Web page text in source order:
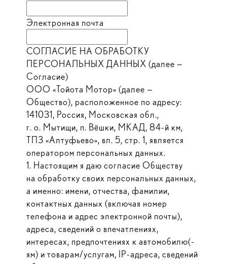
Электронная почта
СОГЛАСИЕ НА ОБРАБОТКУ
ПЕРСОНАЛЬНЫХ ДАННЫХ (далее —
Согласие)
ООО «Тойота Мотор» (далее —
Общество), расположенное по адресу:
141031, Россия, Московская обл.,
г. о. Мытищи, п. Вёшки, МКАД, 84-й км,
ТПЗ «Алтуфьево», вл. 5, стр. 1, является
оператором персональных данных.
1. Настоящим я даю согласие Обществу
на обработку своих персональных данных,
а именно: имени, отчества, фамилии,
контактных данных (включая номер
телефона и адрес электронной почты),
адреса, сведений о впечатлениях,
интересах, предпочтениях к автомобилю(-
ям) и товарам/услугам, IP-адреса, сведений